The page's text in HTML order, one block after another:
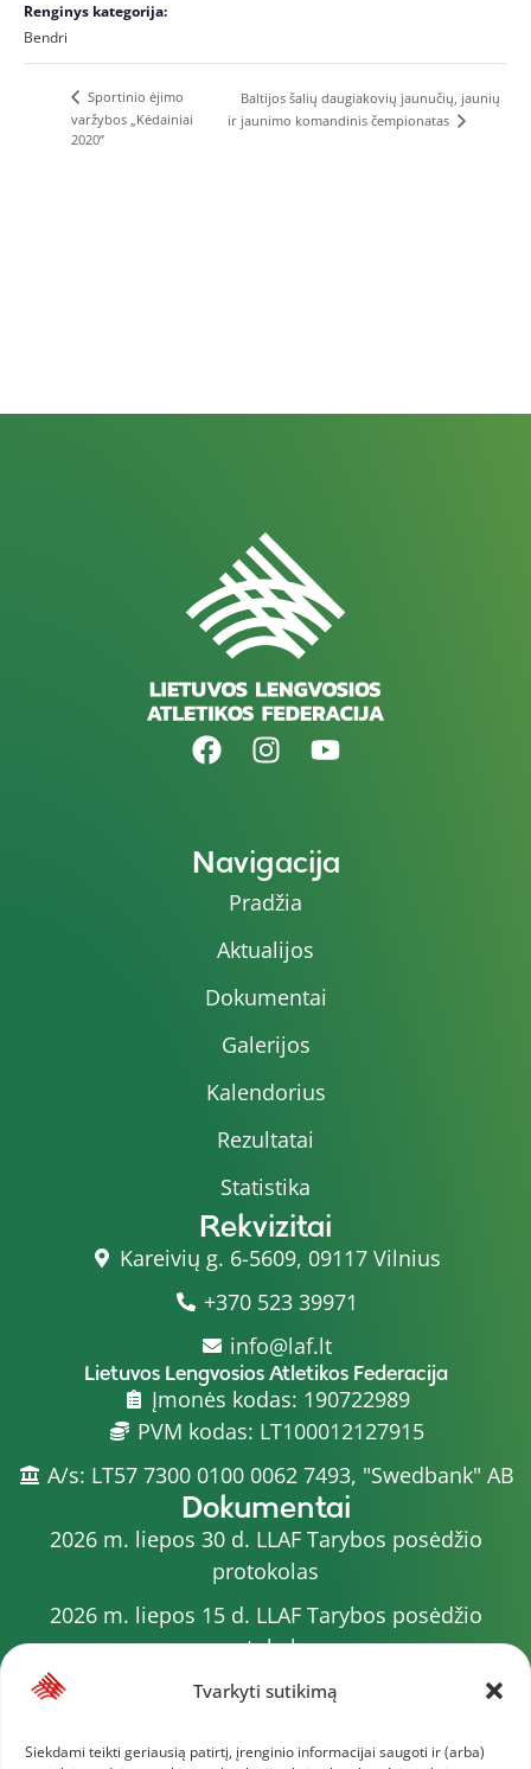
Tvarkyti sutikimą
Siekdami teikti geriausią patirtį, įrenginio informacijai saugoti ir (arba)
Renginys kategorija:
Bendri
Sportinio ėjimo
varžybos „Kėdainiai
2020”
Baltijos šalių daugiakovių jaunučių, jaunių
ir jaunimo komandinis čempionatas
Navigacija
Pradžia
Aktualijos
Dokumentai
Galerijos
Kalendorius
Rezultatai
Statistika
Rekvizitai
Kareivių g. 6-5609, 09117 Vilnius
+370 523 39971
info@laf.lt
Lietuvos Lengvosios Atletikos Federacija
Įmonės kodas: 190722989
PVM kodas: LT100012127915
A/s: LT57 7300 0100 0062 7493, "Swedbank" AB
Dokumentai
2026 m. liepos 30 d. LLAF Tarybos posėdžio
protokolas
2026 m. liepos 15 d. LLAF Tarybos posėdžio
protokolas
2026 m. liepos 20 d. LLAF VK posėdžio protokolas